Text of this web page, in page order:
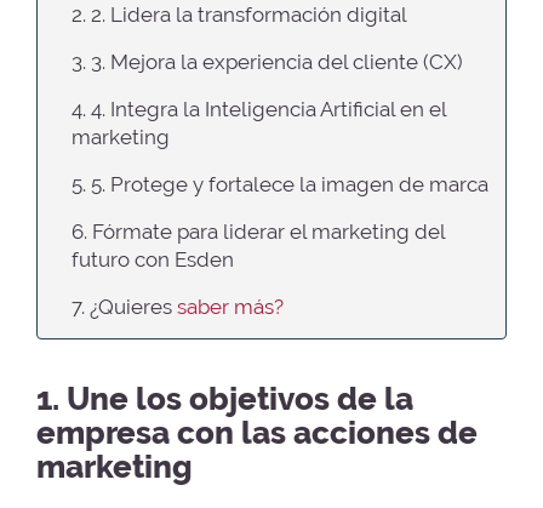
2. 2. Lidera la transformación digital
3. 3. Mejora la experiencia del cliente (CX)
4. 4. Integra la Inteligencia Artificial en el
marketing
5. 5. Protege y fortalece la imagen de marca
6. Fórmate para liderar el marketing del
futuro con Esden
7. ¿Quieres saber más?
1. Une los objetivos de la
empresa con las acciones de
marketing